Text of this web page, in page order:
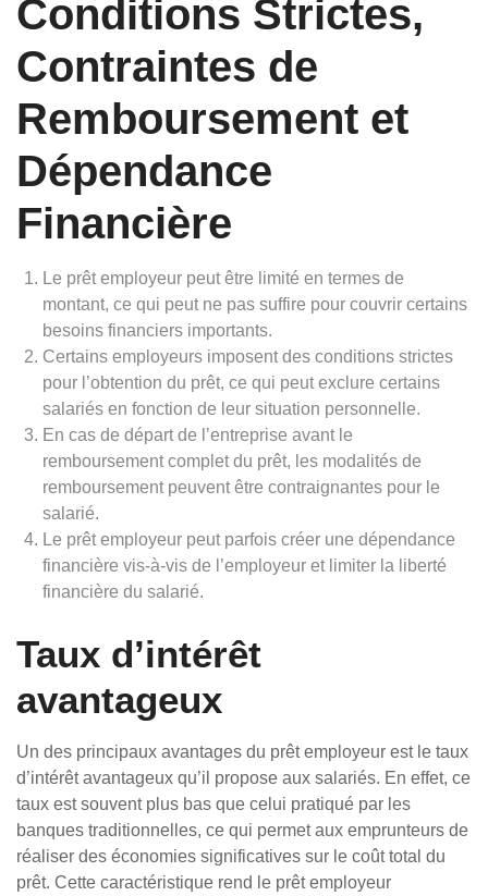
Conditions Strictes,
Contraintes de
Remboursement et
Dépendance
Financière
Le prêt employeur peut être limité en termes de
montant, ce qui peut ne pas suffire pour couvrir certains
besoins financiers importants.
Certains employeurs imposent des conditions strictes
pour l’obtention du prêt, ce qui peut exclure certains
salariés en fonction de leur situation personnelle.
En cas de départ de l’entreprise avant le
remboursement complet du prêt, les modalités de
remboursement peuvent être contraignantes pour le
salarié.
Le prêt employeur peut parfois créer une dépendance
financière vis-à-vis de l’employeur et limiter la liberté
financière du salarié.
Taux d’intérêt
avantageux
Un des principaux avantages du prêt employeur est le taux
d’intérêt avantageux qu’il propose aux salariés. En effet, ce
taux est souvent plus bas que celui pratiqué par les
banques traditionnelles, ce qui permet aux emprunteurs de
réaliser des économies significatives sur le coût total du
prêt. Cette caractéristique rend le prêt employeur